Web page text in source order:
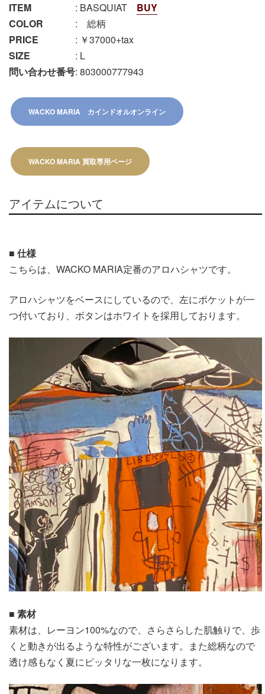
ITEM
: BASQUIAT BUY
COLOR
: 総柄
PRICE
: ￥37000+tax
SIZE
: L
問い合わせ番号: 803000777943
WACKO MARIA カインドオルオンライン
WACKO MARIA 買取専用ページ​
アイテムについて
■ 仕様
こちらは、WACKO MARIA定番のアロハシャツです。
アロハシャツをベースにしているので、左にポケットが一
つ付いており、ボタンはホワイトを採用しております。
■ 素材
素材は、レーヨン100%なので、さらさらした肌触りで、歩
くと動きが出るような特性がございます。また総柄なので
透け感もなく夏にピッタリな一枚になります。